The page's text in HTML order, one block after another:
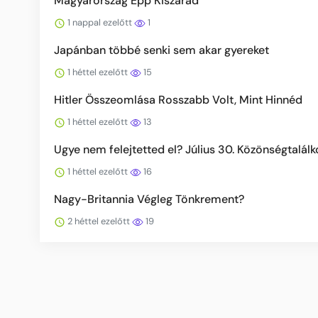
1 nappal ezelőtt 1
Japánban többé senki sem akar gyereket
1 héttel ezelőtt 15
Hitler Összeomlása Rosszabb Volt, Mint Hinnéd
1 héttel ezelőtt 13
Ugye nem felejtetted el? Július 30.
1 héttel ezelőtt 16
Nagy-Britannia Végleg Tönkrement?
2 héttel ezelőtt 19